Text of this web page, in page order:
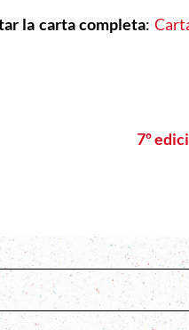
la carta completa:
7º